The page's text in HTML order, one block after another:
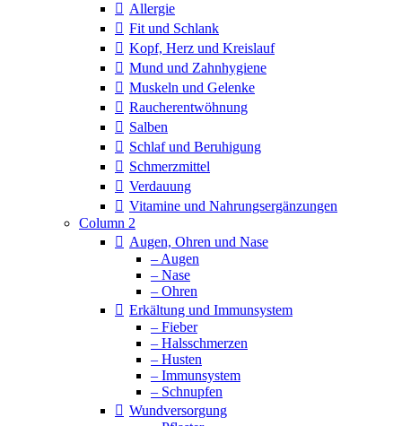
Allergie
Fit und Schlank
Kopf, Herz und Kreislauf
Mund und Zahnhygiene
Muskeln und Gelenke
Raucherentwöhnung
Salben
Schlaf und Beruhigung
Schmerzmittel
Verdauung
Vitamine und Nahrungsergänzungen
Column 2
Augen, Ohren und Nase
– Augen
– Nase
– Ohren
Erkältung und Immunsystem
– Fieber
– Halsschmerzen
– Husten
– Immunsystem
– Schnupfen
Wundversorgung